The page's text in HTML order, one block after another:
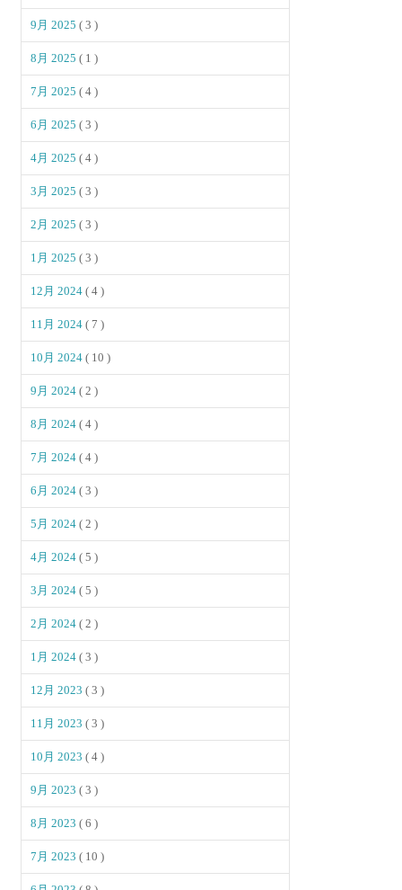
9月 2025( 3 )
8月 2025( 1 )
7月 2025( 4 )
6月 2025( 3 )
4月 2025( 4 )
3月 2025( 3 )
2月 2025( 3 )
1月 2025( 3 )
12月 2024( 4 )
11月 2024( 7 )
10月 2024( 10 )
9月 2024( 2 )
8月 2024( 4 )
7月 2024( 4 )
6月 2024( 3 )
5月 2024( 2 )
4月 2024( 5 )
3月 2024( 5 )
2月 2024( 2 )
1月 2024( 3 )
12月 2023( 3 )
11月 2023( 3 )
10月 2023( 4 )
9月 2023( 3 )
8月 2023( 6 )
7月 2023( 10 )